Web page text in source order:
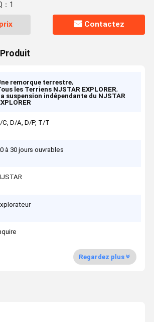
：1
Contactez
remorque terrestre,
les Terriens NJSTAR EXPLORER,
suspension indépendante du NJSTAR
C, D/A, D/P, T/T
à 30 jours ouvrables
Regardez plus